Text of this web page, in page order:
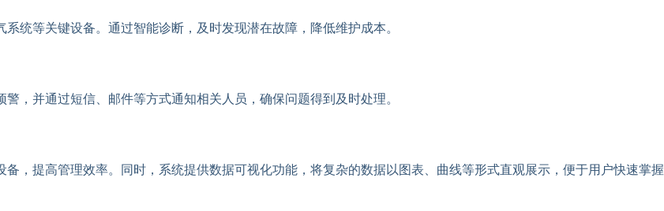
统等关键设备。通过智能诊断，及时发现潜在故障，降低维护成本。
，并通过短信、邮件等方式通知相关人员，确保问题得到及时处理。
，提高管理效率。同时，系统提供数据可视化功能，将复杂的数据以图表、曲线等形式直观展示，便于用户快速掌握